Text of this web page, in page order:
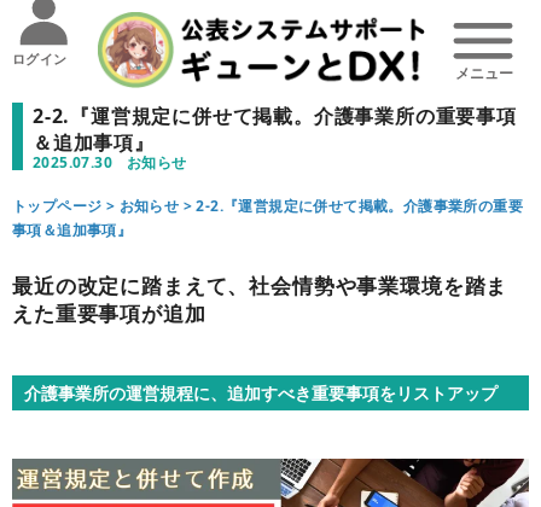
ログイン
2-2.『運営規定に併せて掲載。介護事業所の重要事項
＆追加事項』
2025.07.30 お知らせ
トップページ > お知らせ >2-2.『運営規定に併せて掲載。介護事業所の重要
事項＆追加事項』
最近の改定に踏まえて、社会情勢や事業環境を踏ま
えた重要事項が追加
介護事業所の運営規程に、追加すべき重要事項をリストアップ